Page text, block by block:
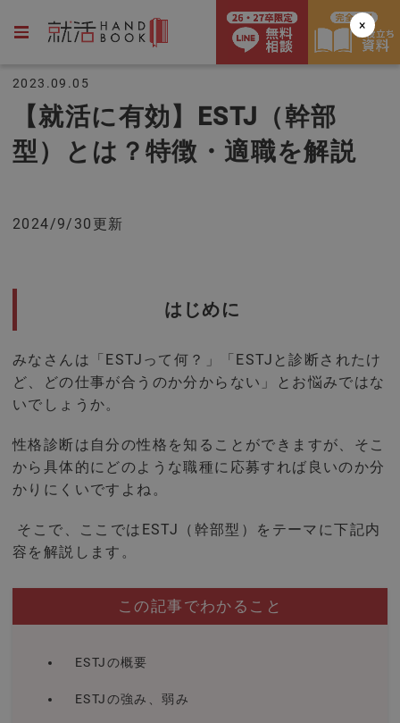
2023.09.05
【就活に有効】ESTJ（幹部
型）とは？特徴・適職を解説
2024/9/30更新
はじめに
みなさんは「ESTJって何？」「ESTJと診断されたけ
ど、どの仕事が合うのか分からない」とお悩みではな
いでしょうか。
性格診断は自分の性格を知ることができますが、そこ
から具体的にどのような職種に応募すれば良いのか分
かりにくいですよね。
そこで、ここではESTJ（幹部型）をテーマに下記内
容を解説します。
この記事でわかること
ESTJの概要
ESTJの強み、弱み
×